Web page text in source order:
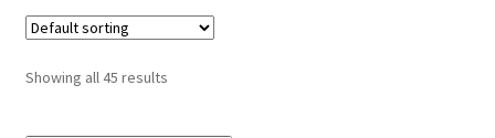
Showing all 45 results